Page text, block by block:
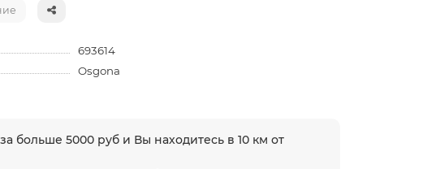
693614
Osgona
больше 5000 руб и Вы находитесь в 10 км от